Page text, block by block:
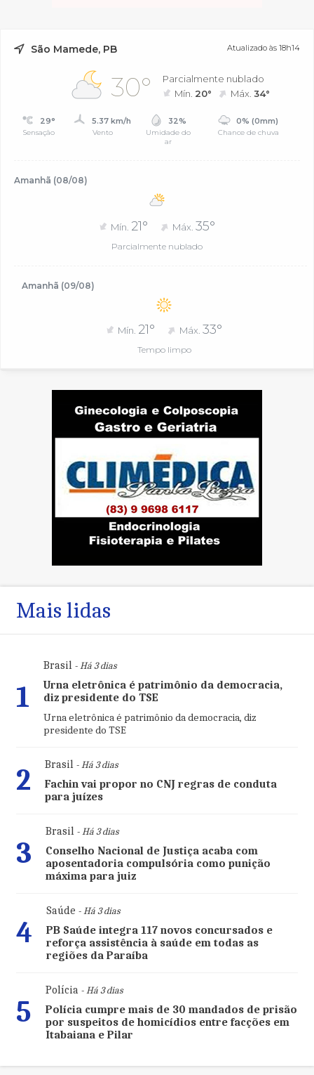
São Mamede, PB Atualizado às 18h14
30°
Parcialmente nublado
Mín. 20° Máx.34°
29°
Sensação
5.37 km/h
Vento
32%
Umidade do
ar
0% (0mm)
Chance de chuva
Amanhã (08/08)
Mín. 21° Máx. 35°
Parcialmente nublado
Amanhã (09/08)
Mín. 21° Máx.33°
Tempo limpo
Mais lidas
1
Brasil- Há 3 dias
Urna eletrônica é patrimônio da democracia,
diz presidente do TSE
Urna eletrônica é patrimônio da democracia, diz
presidente do TSE
2 Brasil- Há 3 dias
Fachin vai propor no CNJ regras de conduta
para juízes
3
Brasil- Há 3 dias
Conselho Nacional de Justiça acaba com
aposentadoria compulsória como punição
máxima para juiz
4
Saúde - Há 3 dias
PB Saúde integra 117 novos concursados e
reforça assistência à saúde em todas as
regiões da Paraíba
5
Polícia- Há 3 dias
Polícia cumpre mais de 30 mandados de prisão
por suspeitos de homicídios entre facções em
Itabaiana e Pilar